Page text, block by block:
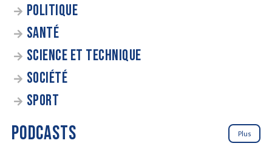
POLITIQUE
SANTÉ
SCIENCE ET TECHNIQUE
SOCIÉTÉ
SPORT
PODCASTS Plus